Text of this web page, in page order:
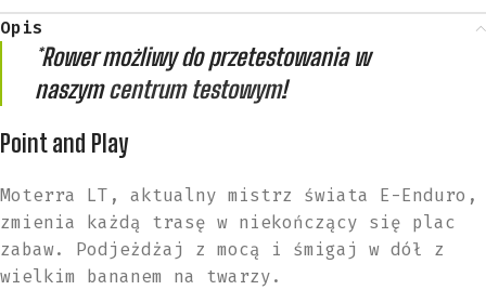
Opis
*Rower możliwy do przetestowania w
naszymcentrum testowym!
Point and Play
Moterra LT, aktualny mistrz świata E-Enduro,
zmienia każdą trasę w niekończący się plac
zabaw. Podjeżdżaj z mocą i śmigaj w dół z
wielkim bananem na twarzy.